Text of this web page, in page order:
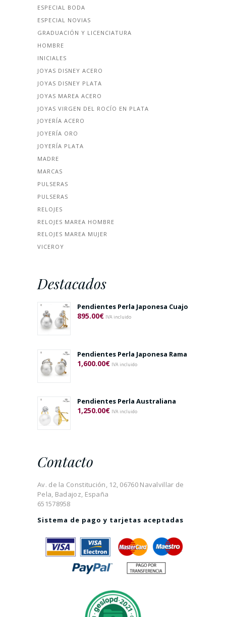
ESPECIAL BODA
ESPECIAL NOVIAS
GRADUACIÓN Y LICENCIATURA
HOMBRE
INICIALES
JOYAS DISNEY ACERO
JOYAS DISNEY PLATA
JOYAS MAREA ACERO
JOYAS VIRGEN DEL ROCÍO EN PLATA
JOYERÍA ACERO
JOYERÍA ORO
JOYERÍA PLATA
MADRE
MARCAS
PULSERAS
PULSERAS
RELOJES
RELOJES MAREA HOMBRE
RELOJES MAREA MUJER
VICEROY
Destacados
Pendientes Perla Japonesa Cuajo
895.00€ IVA incluido
Pendientes Perla Japonesa Rama
1,600.00€ IVA incluido
Pendientes Perla Australiana
1,250.00€ IVA incluido
Contacto
Av. de la Constitución, 12, 06760 Navalvillar de
Pela, Badajoz, España
651578958
Sistema de pago y tarjetas aceptadas